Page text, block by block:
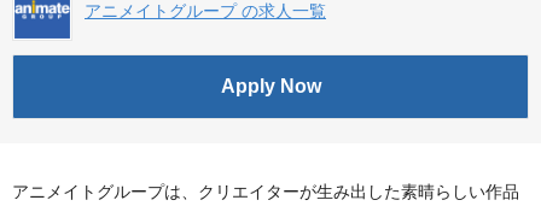
アニメイトグループ の求人一覧
Apply Now
アニメイトグループは、クリエイターが生み出した素晴らしい作品